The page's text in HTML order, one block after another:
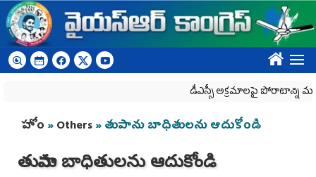
Skip to main content
????
డీఎస్సీ అక్రమాలపై పోరాటాన్ని మరింత
You are here
హోం »Others» తుపాను బాధితులను ఆదుకోండి
తుపాను బాధితులను ఆదుకోండి